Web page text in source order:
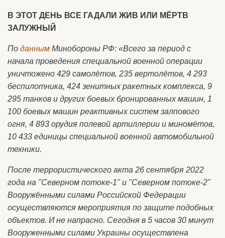
В ЭТОТ ДЕНЬ ВСЕ ГАДАЛИ ЖИВ ИЛИ МЁРТВ
ЗАЛУЖНЫЙ
По данным Минобороны РФ: «Всего за период с
начала проведения специальной военной операции
уничтожено 429 самолётов, 235 вертолётов, 4 293
беспилотника, 424 зенитных ракетных комплекса, 9
295 танков и других боевых бронированных машин, 1
100 боевых машин реактивных систем залпового
огня, 4 893 орудия полевой артиллерии и миномётов,
10 433 единицы специальной военной автомобильной
техники.
После террористического акта 26 сентября 2022
года на "Северном потоке-1" и "Северном потоке-2"
Вооружёнными силами Российской Федерации
oсуществляются мероприятия по защите подобных
объектов. И не напраснo. Сегодня в 5 часов 30 минут
Вооруженными силами Украины осуществлена